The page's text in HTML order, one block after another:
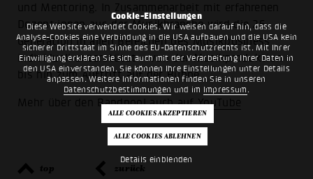
Cookie-Einstellungen
Diese Website verwendet Cookies. Wir weisen darauf hin, dass die
Analyse-Cookies eine Verbindung in die USA aufbauen und die USA kein
sicherer Drittstaat im Sinne des EU-Datenschutzrechts ist. Mit Ihrer
Einwilligung erklären Sie sich auch mit der Verarbeitung Ihrer Daten in
den USA einverstanden. Sie können Ihre Einstellungen unter Details
anpassen. Weitere Informationen finden Sie in unseren
Datenschutzbestimmungen und im Impressum .
Details einblenden
und Mentoring. In Zusammenarbeit mit erfahrenen
Dozent:innen aus der Musikbranche wird die 26.
Generation in allen Bereichen des Musikbusiness
individuell unterstützt – von der Musikproduktion
bis hin zum Auftritt auf der Bühne.
Mehr über den Bandpool auch aufYouTube
top zurück